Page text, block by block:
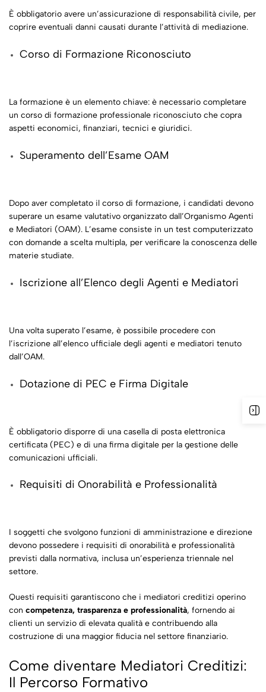
È obbligatorio avere un’assicurazione di responsabilità civile, per
coprire eventuali danni causati durante l’attività di mediazione.
Corso di Formazione Riconosciuto
La formazione è un elemento chiave: è necessario completare
un corso di formazione professionale riconosciuto che copra
aspetti economici, finanziari, tecnici e giuridici.
Superamento dell’Esame OAM
Dopo aver completato il corso di formazione, i candidati devono
superare un esame valutativo organizzato dall’Organismo Agenti
e Mediatori (OAM). L’esame consiste in un test computerizzato
con domande a scelta multipla, per verificare la conoscenza delle
materie studiate.
Iscrizione all’Elenco degli Agenti e Mediatori
Una volta superato l’esame, è possibile procedere con
l’iscrizione all’elenco ufficiale degli agenti e mediatori tenuto
dall’OAM.
Dotazione di PEC e Firma Digitale
È obbligatorio disporre di una casella di posta elettronica
certificata (PEC) e di una firma digitale per la gestione delle
comunicazioni ufficiali.
Requisiti di Onorabilità e Professionalità
I soggetti che svolgono funzioni di amministrazione e direzione
devono possedere i requisiti di onorabilità e professionalità
previsti dalla normativa, inclusa un’esperienza triennale nel
settore.
Questi requisiti garantiscono che i mediatori creditizi operino
con competenza, trasparenza e professionalità, fornendo ai
clienti un servizio di elevata qualità e contribuendo alla
costruzione di una maggior fiducia nel settore finanziario.
Come diventare Mediatori Creditizi:
Il Percorso Formativo